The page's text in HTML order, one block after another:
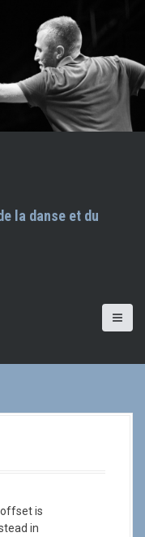
la danse et du
offset is
in